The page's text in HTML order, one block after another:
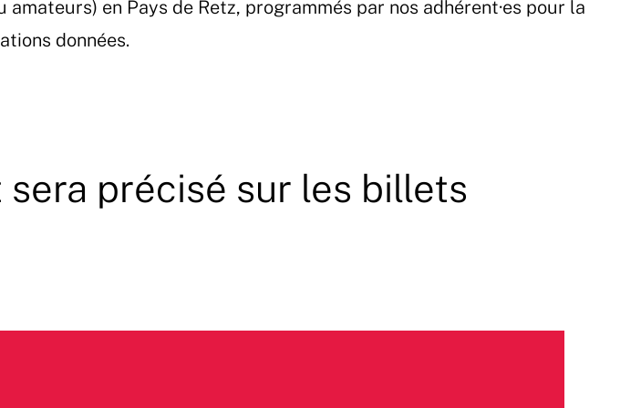
en Pays de Retz, programmés par nos adhérent·es pour la
données.
précisé sur les billets